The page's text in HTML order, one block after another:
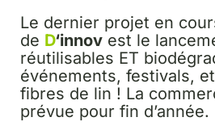
Le dernier projet en
de D‘innov est le
réutilisables ET
événements, festivals,
fibres de lin ! La
prévue pour fin d’année.